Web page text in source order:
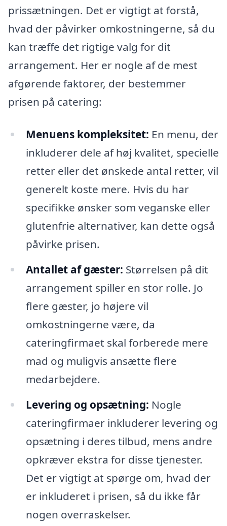
prissætningen. Det er vigtigt at forstå,
hvad der påvirker omkostningerne, så du
kan træffe det rigtige valg for dit
arrangement. Her er nogle af de mest
afgørende faktorer, der bestemmer
prisen på catering:
Menuens kompleksitet: En menu, der
inkluderer dele af høj kvalitet, specielle
retter eller det ønskede antal retter, vil
generelt koste mere. Hvis du har
specifikke ønsker som veganske eller
glutenfrie alternativer, kan dette også
påvirke prisen.
Antallet af gæster: Størrelsen på dit
arrangement spiller en stor rolle. Jo
flere gæster, jo højere vil
omkostningerne være, da
cateringfirmaet skal forberede mere
mad og muligvis ansætte flere
medarbejdere.
Levering og opsætning: Nogle
cateringfirmaer inkluderer levering og
opsætning i deres tilbud, mens andre
opkræver ekstra for disse tjenester.
Det er vigtigt at spørge om, hvad der
er inkluderet i prisen, så du ikke får
nogen overraskelser.